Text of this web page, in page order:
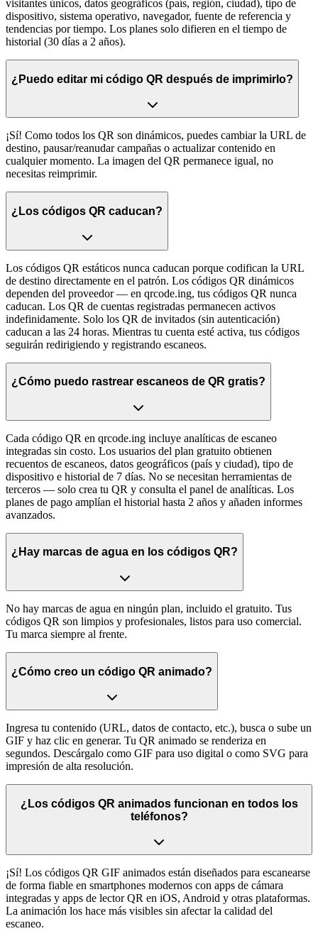
visitantes únicos, datos geográficos (país, región, ciudad), tipo de
dispositivo, sistema operativo, navegador, fuente de referencia y
tendencias por tiempo. Los planes solo difieren en el tiempo de
historial (30 días a 2 años).
¿Puedo editar mi código QR después de imprimirlo?
¡Sí! Como todos los QR son dinámicos, puedes cambiar la URL de
destino, pausar/reanudar campañas o actualizar contenido en
cualquier momento. La imagen del QR permanece igual, no
necesitas reimprimir.
¿Los códigos QR caducan?
Los códigos QR estáticos nunca caducan porque codifican la URL
de destino directamente en el patrón. Los códigos QR dinámicos
dependen del proveedor — en qrcode.ing, tus códigos QR nunca
caducan. Los QR de cuentas registradas permanecen activos
indefinidamente. Solo los QR de invitados (sin autenticación)
caducan a las 24 horas. Mientras tu cuenta esté activa, tus códigos
seguirán redirigiendo y registrando escaneos.
¿Cómo puedo rastrear escaneos de QR gratis?
Cada código QR en qrcode.ing incluye analíticas de escaneo
integradas sin costo. Los usuarios del plan gratuito obtienen
recuentos de escaneos, datos geográficos (país y ciudad), tipo de
dispositivo e historial de 7 días. No se necesitan herramientas de
terceros — solo crea tu QR y consulta el panel de analíticas. Los
planes de pago amplían el historial hasta 2 años y añaden informes
avanzados.
¿Hay marcas de agua en los códigos QR?
No hay marcas de agua en ningún plan, incluido el gratuito. Tus
códigos QR son limpios y profesionales, listos para uso comercial.
Tu marca siempre al frente.
¿Cómo creo un código QR animado?
Ingresa tu contenido (URL, datos de contacto, etc.), busca o sube un
GIF y haz clic en generar. Tu QR animado se renderiza en
segundos. Descárgalo como GIF para uso digital o como SVG para
impresión de alta resolución.
¿Los códigos QR animados funcionan en todos los
teléfonos?
¡Sí! Los códigos QR GIF animados están diseñados para escanearse
de forma fiable en smartphones modernos con apps de cámara
integradas y apps de lector QR en iOS, Android y otras plataformas.
La animación los hace más visibles sin afectar la calidad del
escaneo.